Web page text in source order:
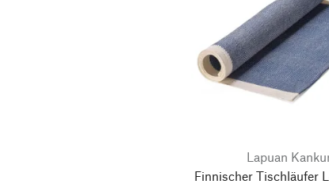
Lapuan
Finnischer Tischläufer